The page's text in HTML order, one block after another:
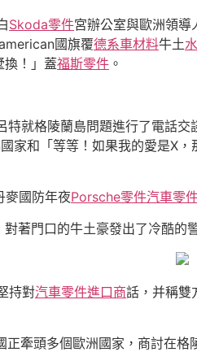
Skoda零件宮辦公室與歐洲領
國旗覆德系車材料牛土
換！」蓋福斯零件 。
就格陵蘭島問題進行了電話交
家和「等等！如果我的愛是X，
麥國防年夜Porsche零件汽車零
著門口的牛土豪發出了冷酷的
持對汽車零件進口商話，并稱雙
牽頭多個歐洲國家，商討在